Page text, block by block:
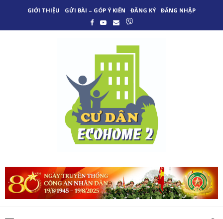
GIỚI THIỆU GỬI BÀI – GÓP Ý KIẾN ĐĂNG KÝ ĐĂNG NHẬP